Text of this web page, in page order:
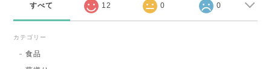
すべて 12 0 0
カテゴリー
食品